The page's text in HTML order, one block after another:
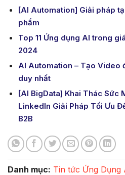
[AI Automation] Giải pháp
phẩm
Top 11 Ứng dụng AI trong
2024
AI Automation – Tạo Video
duy nhất
[AI BigData] Khai Thác Sức
LinkedIn Giải Pháp Tối Ưu
B2B
Danh mục: Tin tức Ứng Dụng